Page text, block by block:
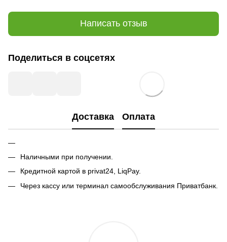
Написать отзыв
Поделиться в соцсетях
Доставка Оплата
Наличными при получении.
Кредитной картой в privat24, LiqPay.
Через кассу или терминал самообслуживания Приватбанк.